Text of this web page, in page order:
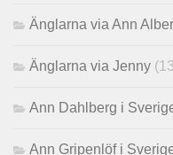
Änglarna via Ann
Änglarna via Jenny
Ann Dahlberg i
Ann Gripenlöf i